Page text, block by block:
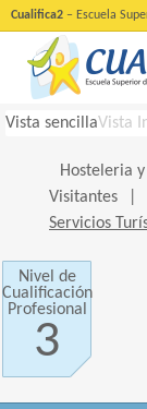
Cualifica2 – Escuela
Vista sencillaVista
Hosteleria
Visitantes
Servicios
Nivel de
Cualificación
Profesional
3